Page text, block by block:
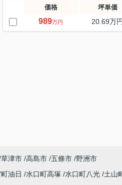
価格 坪単価
989万円 20.69万円
草津市 高島市 五條市 野洲市
油日 水口町高塚 水口町八光 土山